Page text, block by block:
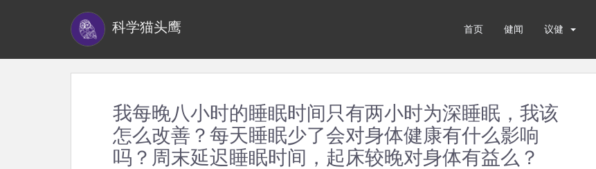
科学猫头鹰 首页 健闻 议健
我每晚八小时的睡眠时间只有两小时为深睡眠，我该
怎么改善？每天睡眠少了会对身体健康有什么影响
吗？周末延迟睡眠时间，起床较晚对身体有益么？